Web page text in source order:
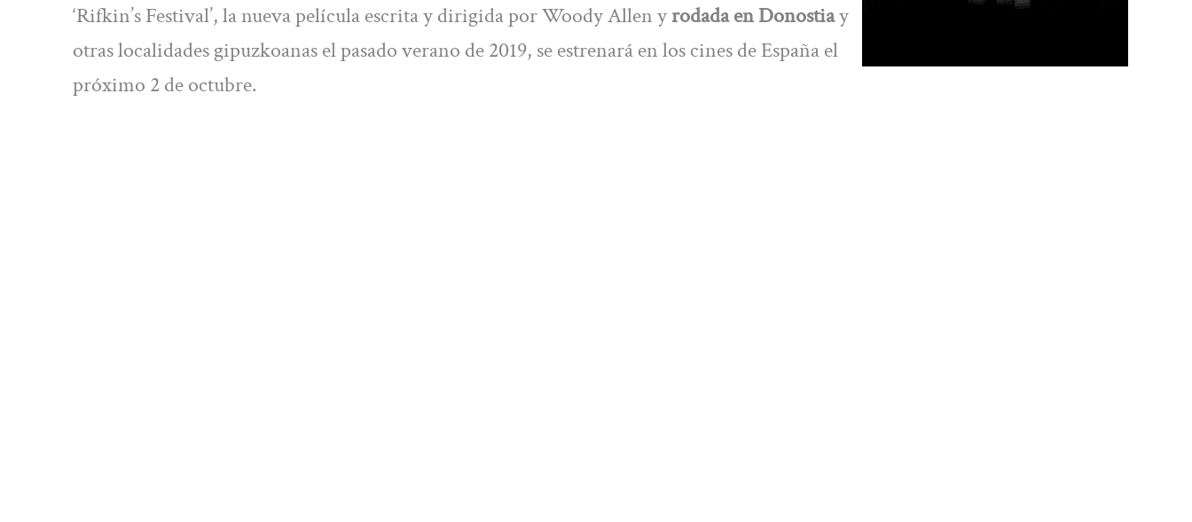
‘Rifkin’s Festival’, la nueva película escrita y dirigida por Woody Allen yrodada en Donostiay
otras localidades gipuzkoanas el pasado verano de 2019, se estrenará en los cines de España el
próximo 2 de octubre.